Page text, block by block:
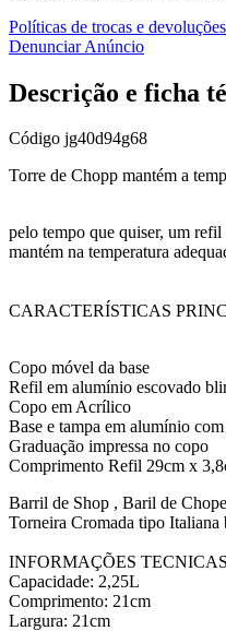
Políticas de trocas e devoluções
Denunciar Anúncio
Descrição e ficha
Código jg40d94g68
Torre de Chopp mantém a
pelo tempo que quiser, um refil
mantém na temperatura
CARACTERÍSTICAS
Copo móvel da base
Refil em alumínio escovado
Copo em Acrílico
Base e tampa em alumínio
Graduação impressa no copo
Comprimento Refil 29cm x
Barril de Shop , Baril de
Torneira Cromada tipo Italiana
INFORMAÇÕES
Capacidade: 2,25L
Comprimento: 21cm
Largura: 21cm